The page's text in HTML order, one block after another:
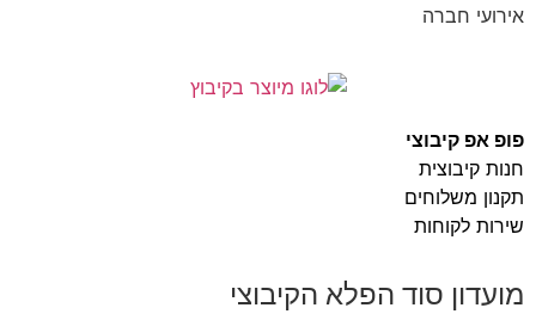
אירועי חברה
פופ אפ קיבוצי
חנות קיבוצית
תקנון משלוחים
שירות לקוחות
מועדון סוד הפלא הקיבוצי